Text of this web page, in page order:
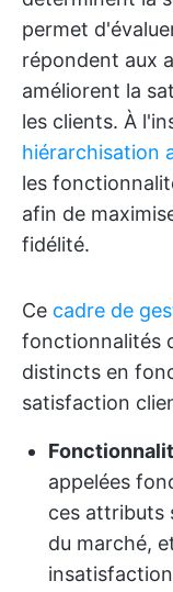
permet
répondent aux
améliorent la
les clients. À
hiérarchisation
les
afin de
fidélité.
Ce cadre de
fonctionnalités
distincts en
satisfaction
appelées
ces attributs
du marché,